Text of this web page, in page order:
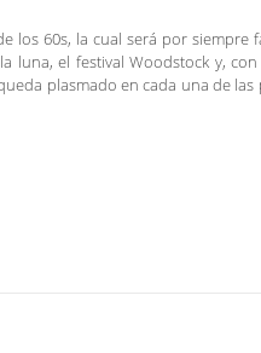
los 60s, la cual será por siempre
luna, el festival Woodstock y,
plasmado en cada una de las